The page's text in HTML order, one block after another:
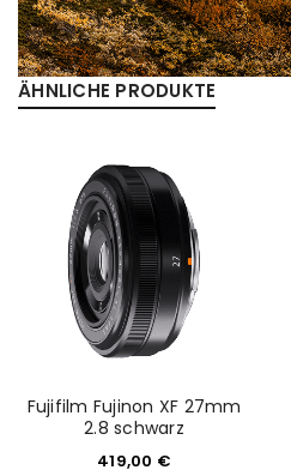
ÄHNLICHE PRODUKTE
Fujifilm Fujinon XF 27mm
2.8 schwarz
419,00 €